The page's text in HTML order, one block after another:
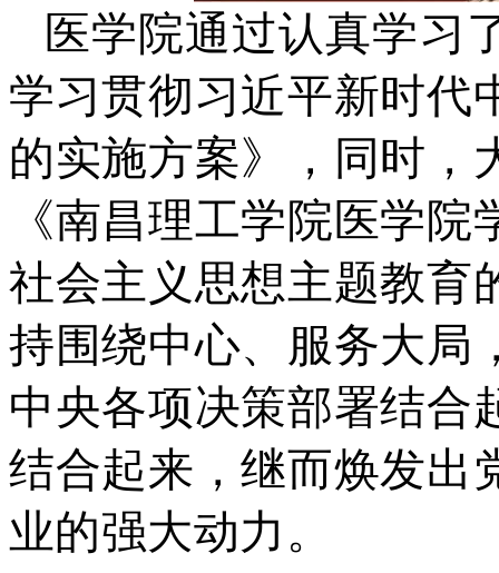
医学院通过认真学习
学习贯彻习近平新时代
的实施方案》，同时，
《南昌理工学院医学
社会主义思想主题教育
持围绕中心、服务大局
中央各项决策部署结合
结合起来，继而焕发出
业的强大动力。